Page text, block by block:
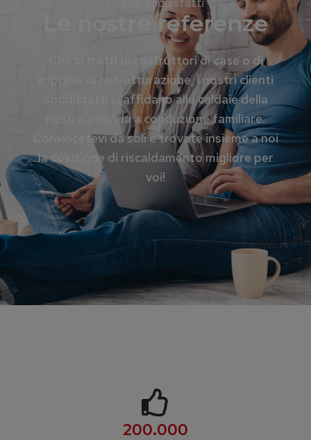
Le nostre referenze
Che si tratti di costruttori di case o di
imprese di ristrutturazione, i nostri clienti
soddisfatti si affidano alle caldaie della
nostra azienda a conduzione familiare.
Convincetevi da soli e trovate insieme a noi
la soluzione di riscaldamento migliore per
voi!
200.000